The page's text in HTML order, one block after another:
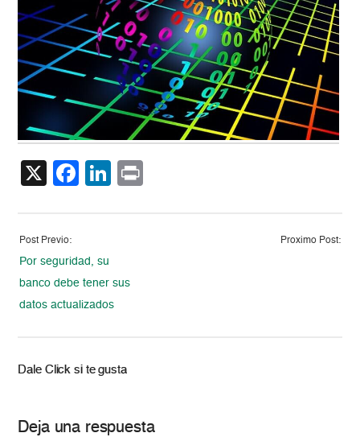
X Facebook
LinkedIn
Post Previo:
Por seguridad, su
banco debe tener sus
datos actualizados
Proximo Post:
Dale Click si te gusta
Deja una respuesta